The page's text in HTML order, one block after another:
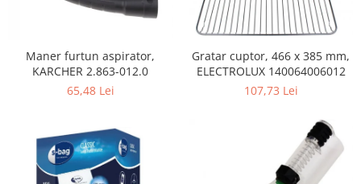
Curatenie si intretinere
Maner furtun aspirator,
KARCHER 2.863-012.0
65,48 Lei
Gratar cuptor, 466 x 385 mm,
ELECTROLUX 140064006012
107,73 Lei